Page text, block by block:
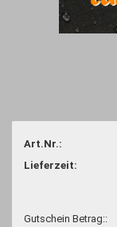
Art.Nr.:
Lieferzeit:
Gutschein Betrag::